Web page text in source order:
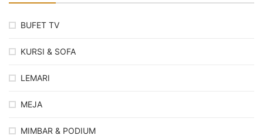
BUFET TV
KURSI & SOFA
LEMARI
MEJA
MIMBAR & PODIUM